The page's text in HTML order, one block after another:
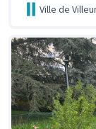
Ville de